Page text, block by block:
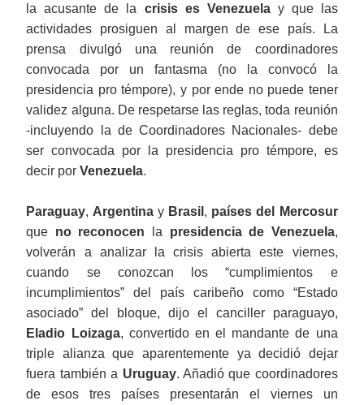
la acusante de la crisis es Venezuelay que las
actividades prosiguen al margen de ese país. La
prensa divulgó una reunión de coordinadores
convocada por un fantasma (no la convocó la
presidencia pro témpore), y por ende no puede tener
validez alguna. De respetarse las reglas, toda reunión
-incluyendo la de Coordinadores Nacionales- debe
ser convocada por la presidencia pro témpore, es
decir porVenezuela.
Paraguay, Argentina yBrasil , países del Mercosur
que no reconocen la presidencia de Venezuela,
volverán a analizar la crisis abierta este viernes,
cuando se conozcan los “cumplimientos e
incumplimientos” del país caribeño como “Estado
asociado” del bloque, dijo el canciller paraguayo,
Eladio Loizaga, convertido en el mandante de una
triple alianza que aparentemente ya decidió dejar
fuera también a Uruguay. Añadió que coordinadores
de esos tres países presentarán el viernes un